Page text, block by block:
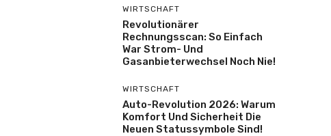
WIRTSCHAFT
Revolutionärer
Rechnungsscan: So Einfach
War Strom- Und
Gasanbieterwechsel Noch Nie!
WIRTSCHAFT
Auto-Revolution 2026: Warum
Komfort Und Sicherheit Die
Neuen Statussymbole Sind!